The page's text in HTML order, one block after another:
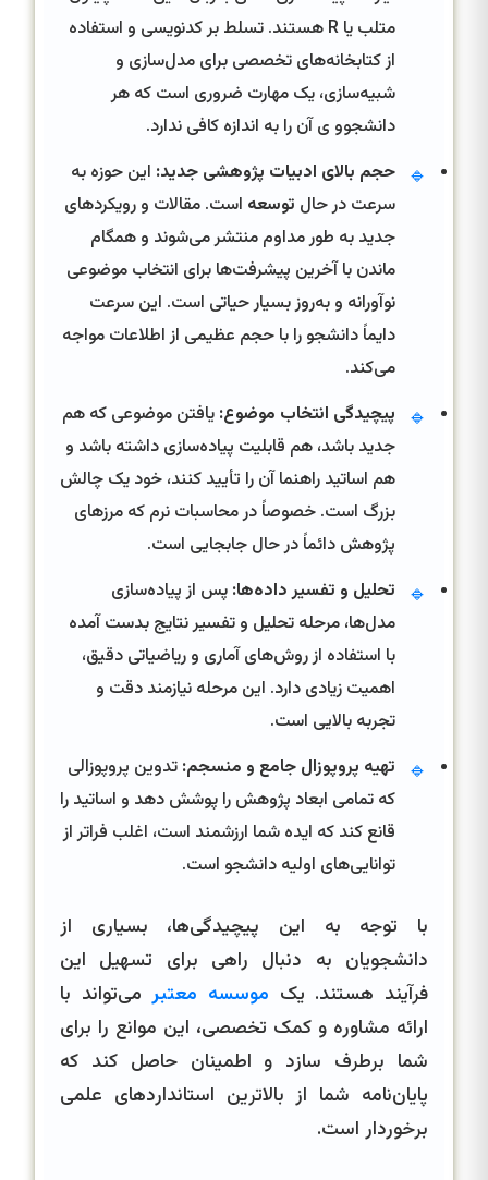
متلب یا R هستند. تسلط بر کدنویسی و استفاده
از کتابخانه‌های تخصصی برای مدل‌سازی و
شبیه‌سازی، یک مهارت ضروری است که هر
دانشجوو ی آن را به اندازه کافی ندارد.
🔹 حجم بالای ادبیات پژوهشی جدید: این حوزه به
سرعت در حال توسعه است. مقالات و رویکردهای
جدید به طور مداوم منتشر می‌شوند و همگام
ماندن با آخرین پیشرفت‌ها برای انتخاب موضوعی
نوآورانه و به‌روز بسیار حیاتی است. این سرعت
دایماً دانشجو را با حجم عظیمی از اطلاعات مواجه
می‌کند.
🔹 پیچیدگی انتخاب موضوع: یافتن موضوعی که هم
جدید باشد، هم قابلیت پیاده‌سازی داشته باشد و
هم اساتید راهنما آن را تأیید کنند، خود یک چالش
بزرگ است. خصوصاً در محاسبات نرم که مرزهای
پژوهش دائماً در حال جابجایی است.
🔹 تحلیل و تفسیر داده‌ها: پس از پیاده‌سازی
مدل‌ها، مرحله تحلیل و تفسیر نتایج بدست آمده
با استفاده از روش‌های آماری و ریاضیاتی دقیق،
اهمیت زیادی دارد. این مرحله نیازمند دقت و
تجربه بالایی است.
🔹 تهیه پروپوزال جامع و منسجم: تدوین پروپوزالی
که تمامی ابعاد پژوهش را پوشش دهد و اساتید را
قانع کند که ایده شما ارزشمند است، اغلب فراتر از
توانایی‌های اولیه دانشجو است.
با توجه به این پیچیدگی‌ها، بسیاری از
دانشجویان به دنبال راهی برای تسهیل این
فرآیند هستند. یک موسسه معتبرمی‌تواند با
ارائه مشاوره و کمک تخصصی، این موانع را برای
شما برطرف سازد و اطمینان حاصل کند که
پایان‌نامه شما از بالاترین استانداردهای علمی
برخوردار است.